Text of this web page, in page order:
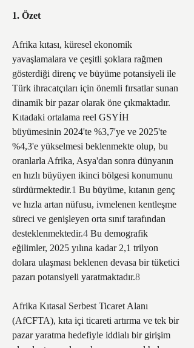
1. Özet
Afrika kıtası, küresel ekonomik
yavaşlamalara ve çeşitli şoklara rağmen
gösterdiği direnç ve büyüme potansiyeli ile
Türk ihracatçıları için önemli fırsatlar sunan
dinamik bir pazar olarak öne çıkmaktadır.
Kıtadaki ortalama reel GSYİH
büyümesinin 2024'te %3,7'ye ve 2025'te
%4,3'e yükselmesi beklenmekte olup, bu
oranlarla Afrika, Asya'dan sonra dünyanın
en hızlı büyüyen ikinci bölgesi konumunu
sürdürmektedir.1 Bu büyüme, kıtanın genç
ve hızla artan nüfusu, ivmelenen kentleşme
süreci ve genişleyen orta sınıf tarafından
desteklenmektedir.4 Bu demografik
eğilimler, 2025 yılına kadar 2,1 trilyon
dolara ulaşması beklenen devasa bir tüketici
pazarı potansiyeli yaratmaktadır.8
Afrika Kıtasal Serbest Ticaret Alanı
(AfCFTA), kıta içi ticareti artırma ve tek bir
pazar yaratma hedefiyle iddialı bir girişim